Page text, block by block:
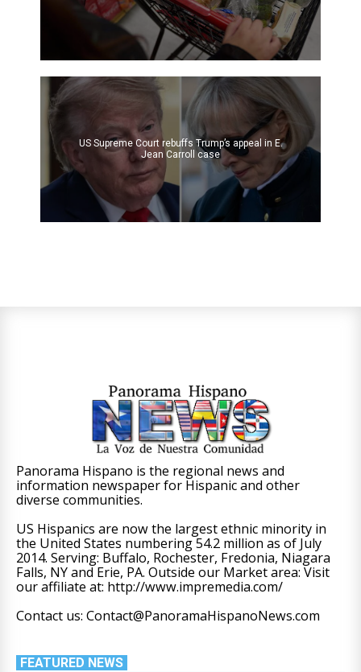
US Supreme Court rebuffs Trump’s appeal in E.
Jean Carroll case
Panorama Hispano is the regional news and
information newspaper for Hispanic and other
diverse communities.
US Hispanics are now the largest ethnic minority in
the United States numbering 54.2 million as of July
2014. Serving: Buffalo, Rochester, Fredonia, Niagara
Falls, NY and Erie, PA. Outside our Market area: Visit
our affiliate at: http://www.impremedia.com/
Contact us: Contact@PanoramaHispanoNews.com
FEATURED NEWS